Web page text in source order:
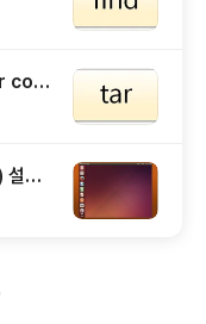
com
설치